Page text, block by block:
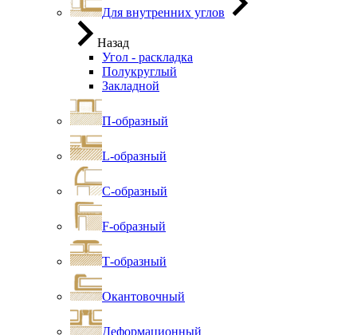
Для внутренних углов
Назад
Угол - раскладка
Полукруглый
Закладной
П-образный
L-образный
С-образный
F-образный
Т-образный
Окантовочный
Деформационный